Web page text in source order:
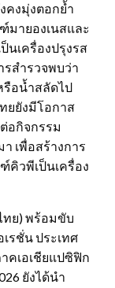
คงมุ่งตอกย้ำ
ายองเนสและ
นเครื่องปรุงรส
สำรวจพบว่า
รือน้ำสลัดไป
ยยังมีโอกาส
อกิจกรรม
า เพื่อสร้างการ
คิวพีเป็นเครื่อง
ทย) พร้อมขับ
รชั่น ประเทศ
คเอเชียแปซิฟิก
ยังได้นำ